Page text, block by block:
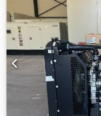
extensión 562-7526/
hidráulico (pluma
tipo balancín 540-1327
(pluma) 540-1342 1x
1348 1 motor de
de transferencia 549-
1x bloque de
radiador 590-0290 2
Emisión de aire limpio
1x eje cardán 516-9980
eje cardán 110-6135 1x